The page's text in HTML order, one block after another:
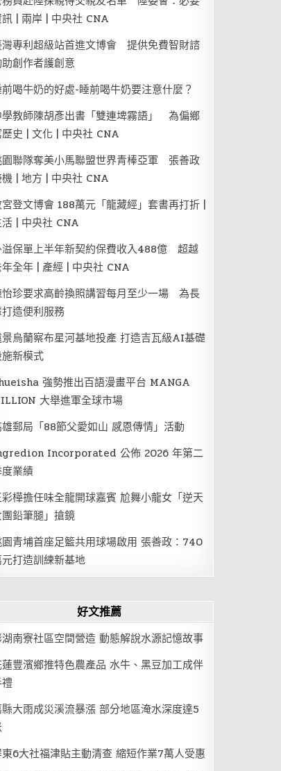
| 兩岸 | 中央社 CNA
灣專利超級站首進文博會 提供免費智財諮
創作者護創意
喝牛奶的好處-睡前喝牛奶要注意什麼？
學教師陳胡彥出書「雙連埤霧語」 為偏鄉
史 | 文化 | 中央社 CNA
聯隊奪美小馬聯盟世界青棒亞軍 張善政
| 地方 | 中央社 CNA
登文博會 188萬元「龍藏經」套書再打折 |
| 中央社 CNA
保單上半年新契約保費收入488億 超越
全年 | 產經 | 中央社 CNA
怡珍要求高齡換照講習每月至少一場 為長
造便利服務
烏蘭察布星河基地投產 打造吉瓦級AI基礎
新模式
強勢推出百語漫畫平台 MANGA
大舉進軍全球市場
郵局「88節父愛如山 感恩傳情」活動
Incorporated 公佈 2026 年第二
業績
樺擔任味全龍開球嘉賓 尬舞小龍女「逆天
鉛筆腿」搶鏡
青埔首座足籃共用球場啟用 張善政：740
打造訓練新基地
好文推薦
南寮社區空間營造 動態解說水源記憶故事
豐濱鄉推特色農產品 水牛、黑豆加工成伴
大雨成災溪流暴漲 部分地區淹水深度達5
6大社福津貼主動清查 縮短作業7萬人受惠